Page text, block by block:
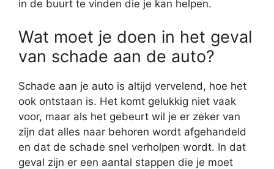
in de buurt te vinden die je kan helpen.
Wat moet je doen in het geval
van schade aan de auto?
Schade aan je auto is altijd vervelend, hoe het
ook ontstaan is. Het komt gelukkig niet vaak
voor, maar als het gebeurt wil je er zeker van
zijn dat alles naar behoren wordt afgehandeld
en dat de schade snel verholpen wordt. In dat
geval zijn er een aantal stappen die je moet